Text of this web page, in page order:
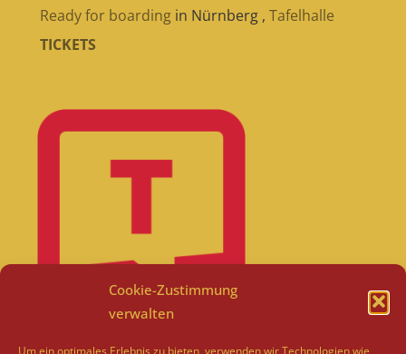
Cookie-Zustimmung
verwalten
Um ein optimales Erlebnis zu bieten, verwenden wir Technologien wie
Ready for boarding in Nürnberg , Tafelhalle
TICKETS